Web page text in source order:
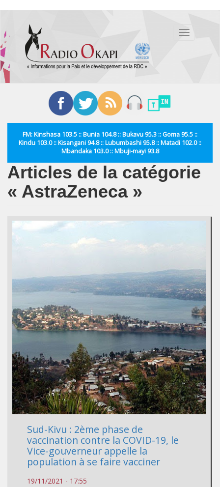
contenu
principal
Toggle
FM: Kinshasa 103.5 :: Bunia 104.8 :: Bukavu 95.3 :: Goma 95.5 ::
Kindu 103.0 :: Kisangani 94.8 :: Lubumbashi 95.8 :: Matadi 102.0 ::
Mbandaka 103.0 :: Mbuji-mayi 93.8
Articles de la catégorie
« AstraZeneca »
Sud-Kivu : 2ème phase de
vaccination contre la COVID-19, le
Vice-gouverneur appelle la
population à se faire vacciner
19/11/2021 - 17:55